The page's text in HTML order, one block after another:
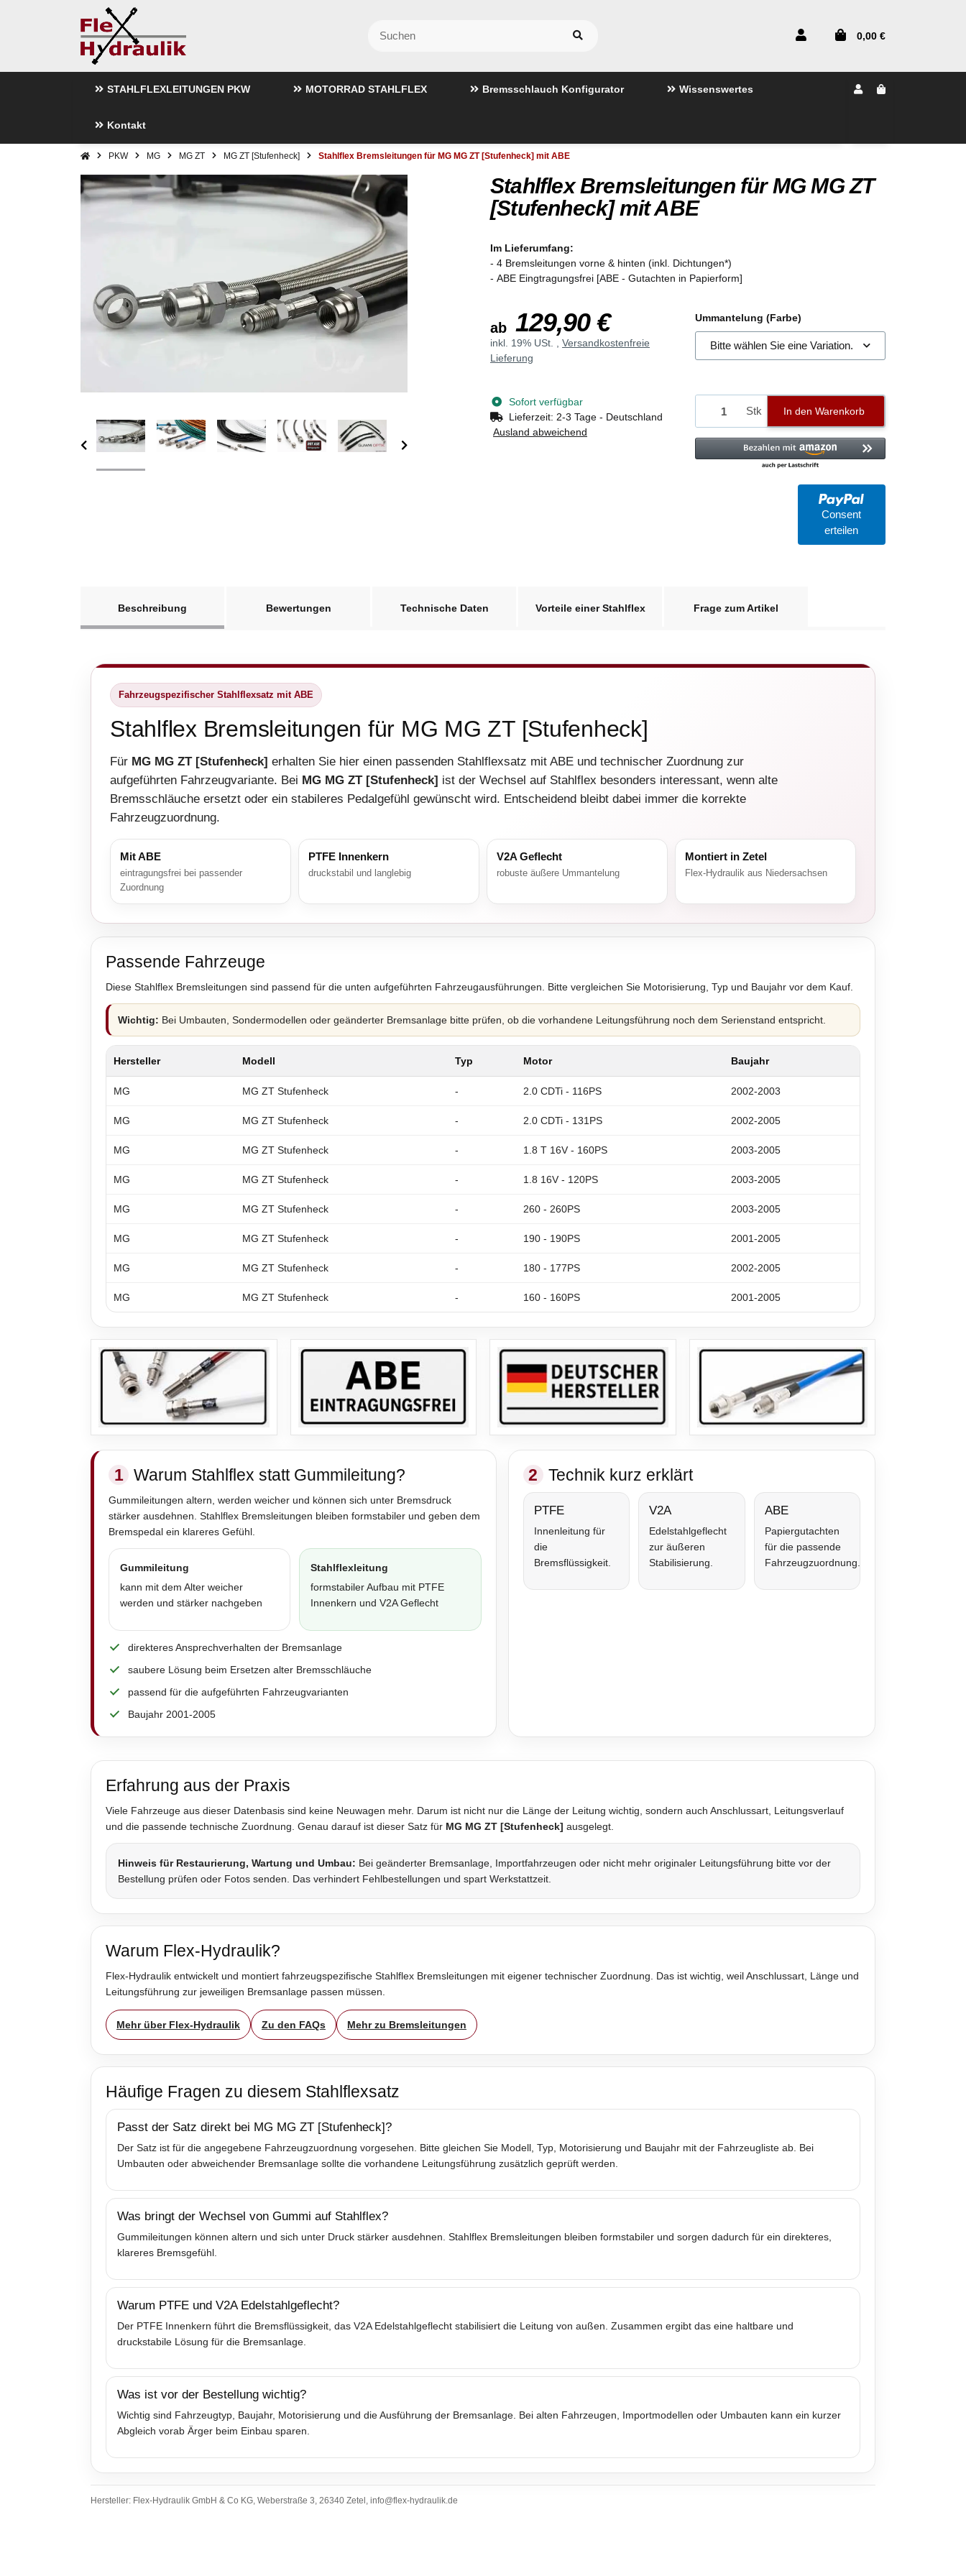
0,00 €
STAHLFLEXLEITUNGEN PKW MOTORRAD STAHLFLEX Bremsschlauch Konfigurator Wissenswertes
Kontakt
PKW MG MG ZT MG ZT [Stufenheck] Stahlflex Bremsleitungen für MG MG ZT [Stufenheck] mit ABE
Stahlflex Bremsleitungen für MG MG ZT
[Stufenheck] mit ABE
Im Lieferumfang:
- 4 Bremsleitungen vorne & hinten (inkl. Dichtungen*)
- ABE Eingtragungsfrei [ABE - Gutachten in Papierform]
ab 129,90 €
inkl. 19% USt. , Versandkostenfreie
Lieferung
Sofort verfügbar
Lieferzeit: 2-3 Tage - Deutschland
Ausland abweichend
Ummantelung (Farbe)
Bitte wählen Sie eine Variation.
Stk In den Warenkorb
Consent
erteilen
Beschreibung
Bewertungen Technische Daten Vorteile einer Stahlflex Frage zum Artikel
Fahrzeugspezifischer Stahlflexsatz mit ABE
Stahlflex Bremsleitungen für MG MG ZT [Stufenheck]
Für MG MG ZT [Stufenheck] erhalten Sie hier einen passenden Stahlflexsatz mit ABE und technischer Zuordnung zur
aufgeführten Fahrzeugvariante. Bei MG MG ZT [Stufenheck] ist der Wechsel auf Stahlflex besonders interessant, wenn alte
Bremsschläuche ersetzt oder ein stabileres Pedalgefühl gewünscht wird. Entscheidend bleibt dabei immer die korrekte
Fahrzeugzuordnung.
Mit ABE
eintragungsfrei bei passender
Zuordnung
PTFE Innenkern
druckstabil und langlebig
V2A Geflecht
robuste äußere Ummantelung
Montiert in Zetel
Flex-Hydraulik aus Niedersachsen
Passende Fahrzeuge
Diese Stahlflex Bremsleitungen sind passend für die unten aufgeführten Fahrzeugausführungen. Bitte vergleichen Sie Motorisierung, Typ und Baujahr vor dem Kauf.
Wichtig: Bei Umbauten, Sondermodellen oder geänderter Bremsanlage bitte prüfen, ob die vorhandene Leitungsführung noch dem Serienstand entspricht.
Hersteller Modell Typ Motor Baujahr
MG MG ZT Stufenheck - 2.0 CDTi - 116PS 2002-2003
MG MG ZT Stufenheck - 2.0 CDTi - 131PS 2002-2005
MG MG ZT Stufenheck - 1.8 T 16V - 160PS 2003-2005
MG MG ZT Stufenheck - 1.8 16V - 120PS 2003-2005
MG MG ZT Stufenheck - 260 - 260PS 2003-2005
MG MG ZT Stufenheck - 190 - 190PS 2001-2005
MG MG ZT Stufenheck - 180 - 177PS 2002-2005
MG MG ZT Stufenheck - 160 - 160PS 2001-2005
1 Warum Stahlflex statt Gummileitung?
Gummileitungen altern, werden weicher und können sich unter Bremsdruck
stärker ausdehnen. Stahlflex Bremsleitungen bleiben formstabiler und geben dem
Bremspedal ein klareres Gefühl.
Gummileitung
kann mit dem Alter weicher
werden und stärker nachgeben
Stahlflexleitung
formstabiler Aufbau mit PTFE
Innenkern und V2A Geflecht
direkteres Ansprechverhalten der Bremsanlage
saubere Lösung beim Ersetzen alter Bremsschläuche
passend für die aufgeführten Fahrzeugvarianten
Baujahr 2001-2005
2 Technik kurz erklärt
PTFE
Innenleitung für
die
Bremsflüssigkeit.
V2A
Edelstahlgeflecht
zur äußeren
Stabilisierung.
ABE
Papiergutachten
für die passende
Fahrzeugzuordnung.
Erfahrung aus der Praxis
Viele Fahrzeuge aus dieser Datenbasis sind keine Neuwagen mehr. Darum ist nicht nur die Länge der Leitung wichtig, sondern auch Anschlussart, Leitungsverlauf
und die passende technische Zuordnung. Genau darauf ist dieser Satz für MG MG ZT [Stufenheck] ausgelegt.
Hinweis für Restaurierung, Wartung und Umbau: Bei geänderter Bremsanlage, Importfahrzeugen oder nicht mehr originaler Leitungsführung bitte vor der
Bestellung prüfen oder Fotos senden. Das verhindert Fehlbestellungen und spart Werkstattzeit.
Warum Flex-Hydraulik?
Flex-Hydraulik entwickelt und montiert fahrzeugspezifische Stahlflex Bremsleitungen mit eigener technischer Zuordnung. Das ist wichtig, weil Anschlussart, Länge und
Leitungsführung zur jeweiligen Bremsanlage passen müssen.
Mehr über Flex-Hydraulik Zu den FAQs Mehr zu Bremsleitungen
Häufige Fragen zu diesem Stahlflexsatz
Passt der Satz direkt bei MG MG ZT [Stufenheck]?
Der Satz ist für die angegebene Fahrzeugzuordnung vorgesehen. Bitte gleichen Sie Modell, Typ, Motorisierung und Baujahr mit der Fahrzeugliste ab. Bei
Umbauten oder abweichender Bremsanlage sollte die vorhandene Leitungsführung zusätzlich geprüft werden.
Was bringt der Wechsel von Gummi auf Stahlflex?
Gummileitungen können altern und sich unter Druck stärker ausdehnen. Stahlflex Bremsleitungen bleiben formstabiler und sorgen dadurch für ein direkteres,
klareres Bremsgefühl.
Warum PTFE und V2A Edelstahlgeflecht?
Der PTFE Innenkern führt die Bremsflüssigkeit, das V2A Edelstahlgeflecht stabilisiert die Leitung von außen. Zusammen ergibt das eine haltbare und
druckstabile Lösung für die Bremsanlage.
Was ist vor der Bestellung wichtig?
Wichtig sind Fahrzeugtyp, Baujahr, Motorisierung und die Ausführung der Bremsanlage. Bei alten Fahrzeugen, Importmodellen oder Umbauten kann ein kurzer
Abgleich vorab Ärger beim Einbau sparen.
Hersteller: Flex-Hydraulik GmbH & Co KG, Weberstraße 3, 26340 Zetel, info@flex-hydraulik.de